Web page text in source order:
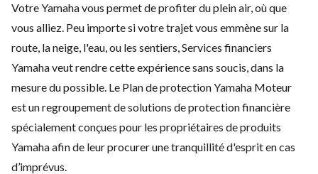
Votre Yamaha vous permet de profiter du plein air, où que
vous alliez. Peu importe si votre trajet vous emmène sur la
route, la neige, l'eau, ou les sentiers, Services financiers
Yamaha veut rendre cette expérience sans soucis, dans la
mesure du possible. Le Plan de protection Yamaha Moteur
est un regroupement de solutions de protection financière
spécialement conçues pour les propriétaires de produits
Yamaha afin de leur procurer une tranquillité d'esprit en cas
d’imprévus.